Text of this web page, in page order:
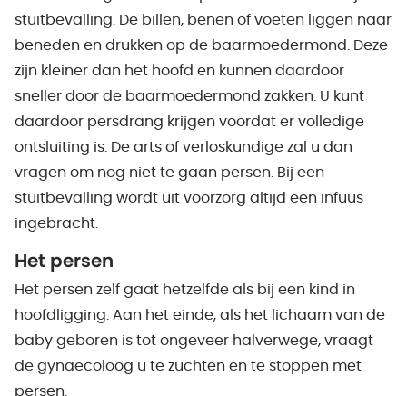
stuitbevalling. De billen, benen of voeten liggen naar
beneden en drukken op de baarmoedermond. Deze
zijn kleiner dan het hoofd en kunnen daardoor
sneller door de baarmoedermond zakken. U kunt
daardoor persdrang krijgen voordat er volledige
ontsluiting is. De arts of verloskundige zal u dan
vragen om nog niet te gaan persen. Bij een
stuitbevalling wordt uit voorzorg altijd een infuus
ingebracht.
Het persen
Het persen zelf gaat hetzelfde als bij een kind in
hoofdligging. Aan het einde, als het lichaam van de
baby geboren is tot ongeveer halverwege, vraagt
de gynaecoloog u te zuchten en te stoppen met
persen.